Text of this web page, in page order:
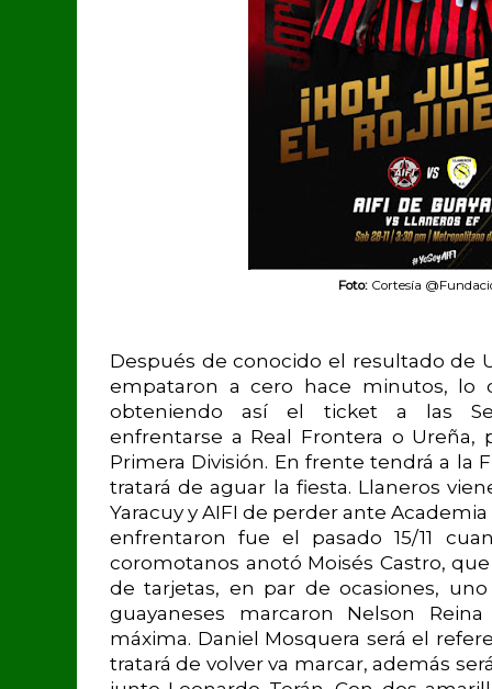
Foto: Cortesía
Después de conocido el resultado de
empataron a cero hace minutos, lo
obteniendo así el ticket a las
enfrentarse a Real Frontera o Ureña,
Primera División. En frente tendrá a la
tratará de aguar la fiesta. Llaneros
Yaracuy y AIFI de perder ante Academia
enfrentaron fue el pasado 15/11
coromotanos anotó Moisés Castro,
de tarjetas, en par de ocasiones,
guayaneses marcaron Nelson
máxima. Daniel Mosquera será el
tratará de volver va marcar, además